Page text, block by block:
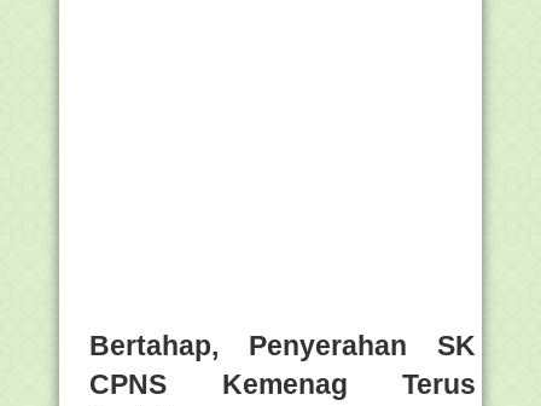
Bertahap, Penyerahan SK
CPNS Kemenag Terus